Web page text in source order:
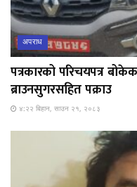
अपराध
पत्रकारको परिचयपत्र
ब्राउनसुगरसहित पक्राउ
४:२२ बिहान, साउन २१, २०८३